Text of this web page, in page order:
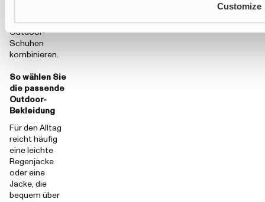
Customize
praktischen
Outdoor-
Schuhen
kombinieren.
So wählen Sie
die passende
Outdoor-
Bekleidung
Für den Alltag
reicht häufig
eine leichte
Regenjacke
oder eine
Jacke, die
bequem über